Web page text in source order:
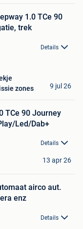
1.0 TCe 90
trek
Details
zones
9 jul 26
TCe 90 Journey
Led/Dab+
Details
13 apr 26
airco aut.
enz
Details